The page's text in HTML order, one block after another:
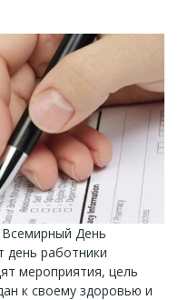
День
день работники
мероприятия, цель
к своему здоровью и